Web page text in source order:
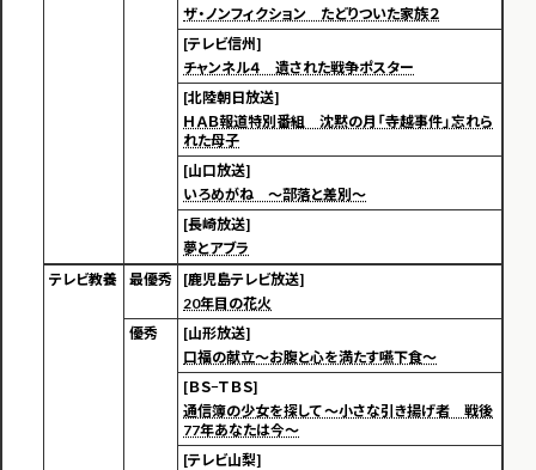
ザ・ノンフィクション たどりついた家族２
[テレビ信州]
チャンネル４ 遺された戦争ポスター
[北陸朝日放送]
ＨＡＢ報道特別番組 沈黙の月「寺越事件」忘れら
れた母子
[山口放送]
いろめがね ～部落と差別～
[長崎放送]
夢とアブラ
テレビ教養
最優秀
[鹿児島テレビ放送]
20年目の花火
優秀
[山形放送]
口福の献立～お腹と心を満たす嚥下食～
[ＢＳ−ＴＢＳ]
通信簿の少女を探して 〜小さな引き揚げ者 戦後
77年あなたは今〜
[テレビ山梨]